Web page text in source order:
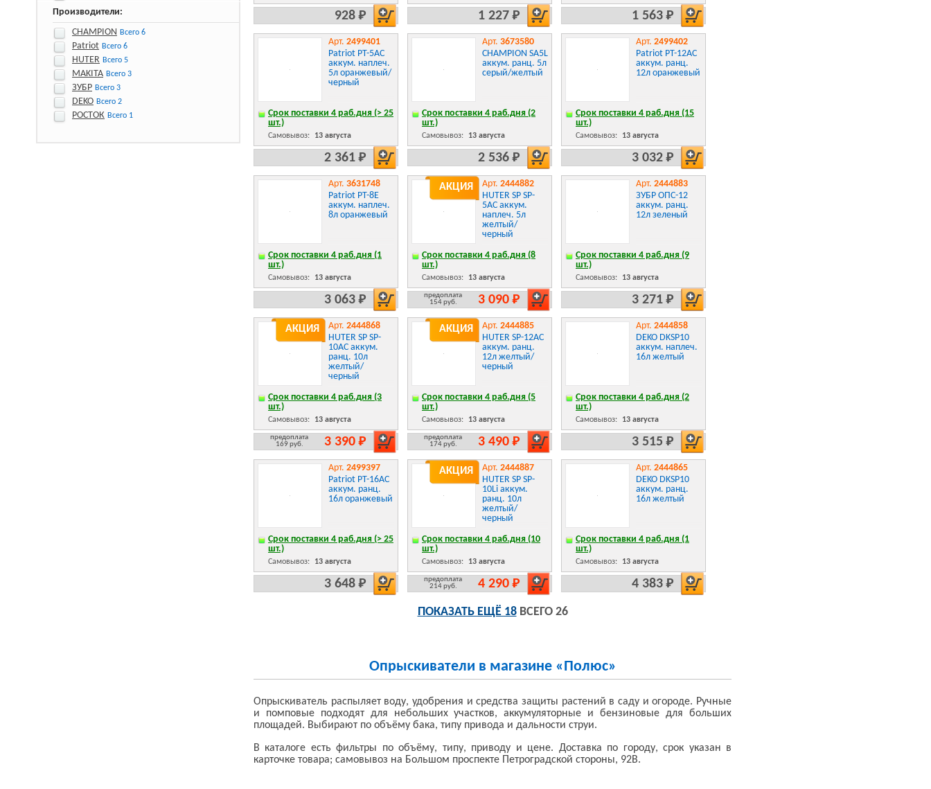
Производители:
CHAMPION Всего 6
Patriot Всего 6
HUTER Всего 5
MAKITA Всего 3
ЗУБР Всего 3
DEKO Всего 2
РОСТОК Всего 1
928 Р 1 227 Р 1 563 Р
Арт. 2499401
Patriot PT-5AC
аккум. наплеч.
5л оранжевый/
черный
Срок поставки 4 раб.дня (> 25
шт.)
Самовывоз: 13 августа
2 361 Р
Арт. 3673580
CHAMPION SA5L
аккум. ранц. 5л
серый/желтый
Срок поставки 4 раб.дня (2
шт.)
Самовывоз: 13 августа
2 536 Р
Арт. 2499402
Patriot PT-12AC
аккум. ранц.
12л оранжевый
Срок поставки 4 раб.дня (15
шт.)
Самовывоз: 13 августа
3 032 Р
Арт. 3631748
Patriot PT-8E
аккум. наплеч.
8л оранжевый
Срок поставки 4 раб.дня (1
шт.)
Самовывоз: 13 августа
3 063 Р
АКЦИЯ Арт. 2444882
HUTER SP SP-
5AC аккум.
наплеч. 5л
желтый/
черный
Срок поставки 4 раб.дня (8
шт.)
Самовывоз: 13 августа
предоплата
154 руб.
3 090 Р
Арт. 2444883
ЗУБР ОПС-12
аккум. ранц.
12л зеленый
Срок поставки 4 раб.дня (9
шт.)
Самовывоз: 13 августа
3 271 Р
АКЦИЯ Арт. 2444868
HUTER SP SP-
10AC аккум.
ранц. 10л
желтый/
черный
Срок поставки 4 раб.дня (3
шт.)
Самовывоз: 13 августа
предоплата
169 руб.
3 390 Р
АКЦИЯ Арт. 2444885
HUTER SP-12AC
аккум. ранц.
12л желтый/
черный
Срок поставки 4 раб.дня (5
шт.)
Самовывоз: 13 августа
предоплата
174 руб.
3 490 Р
Арт. 2444858
DEKO DKSP10
аккум. наплеч.
16л желтый
Срок поставки 4 раб.дня (2
шт.)
Самовывоз: 13 августа
3 515 Р
Арт. 2499397
Patriot PT-16AC
аккум. ранц.
16л оранжевый
Срок поставки 4 раб.дня (> 25
шт.)
Самовывоз: 13 августа
3 648 Р
АКЦИЯ Арт. 2444887
HUTER SP SP-
10Li аккум.
ранц. 10л
желтый/
черный
Срок поставки 4 раб.дня (10
шт.)
Самовывоз: 13 августа
предоплата
214 руб.
4 290 Р
Арт. 2444865
DEKO DKSP10
аккум. ранц.
16л желтый
Срок поставки 4 раб.дня (1
шт.)
Самовывоз: 13 августа
4 383 Р
ПОКАЗАТЬ ЕЩЁ 18ВСЕГО 26
Опрыскиватели в магазине «Полюс»
Опрыскиватель распыляет воду, удобрения и средства защиты растений в саду и огороде. Ручные
и помповые подходят для небольших участков, аккумуляторные и бензиновые для больших
площадей. Выбирают по объёму бака, типу привода и дальности струи.
В каталоге есть фильтры по объёму, типу, приводу и цене. Доставка по городу, срок указан в
карточке товара; самовывоз на Большом проспекте Петроградской стороны, 92В.